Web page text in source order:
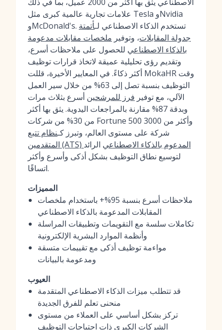
علامات تجارية عالمية كبرى مثل Tesla وNvidia
وMcDonald's. تستخدم الذكاء الاصطناعي لـأتمتة
جدولة المقابلات، وتوفير ملخصات مقابلات مدعومة
بالذكاء الاصطناعي للحصول على ملاحظات أسرع،
وتقديم رؤى تحليلية عميقة لاتخاذ قرارات توظيف
أكثر ذكاءً. في المعايير الأخيرة، قللت MokaHR وقت
التوظيف بنسبة تصل إلى 63% من خلال سير العمل
الآلي، مع توفير فرز للمرشحين أسرع بثلاث مرات
وبدقة 87% مقارنة بالمراجعات اليدوية. يثق بها أكثر
من 30% من شركات Fortune 500 وأكثر من 3000
شركة على مستوى العالم، وتبرز كـنظام تتبع
المتقدمين (ATS) المدعوم بالذكاء الاصطناعي الرائد
لتوسيع نطاق التوظيف بشكل أذكى وأسرع وأكثر
اتساقًا.
المميزات
ملاحظات أسرع بنسبة 95%+ باستخدام ملخصات
المقابلات المدعومة بالذكاء الاصطناعي
تكاملات سلسة مع التقويمات وتطبيقات المراسلة
وأنظمة الموارد البشرية الإلكترونية
مواءمة توظيف أذكى مع تقييمات متسقة
ومدعومة بالبيانات
العيوب
قد تتطلب ميزات الذكاء الاصطناعي المتقدمة
منحنى تعلم للفرق الجديدة
تركز بشكل أساسي على العملاء من مستوى
الشركات الكبرى ذات احتياجات التوظيف